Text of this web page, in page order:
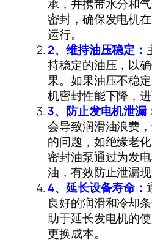
承，并携带水分和
密封，确保发电机
运行。
2、维持油压稳定：
持稳定的油压，以
果。如果油压不稳
机密封性能下降，
3、防止发电机泄漏
会导致润滑油浪费
的问题，如绝缘老
密封油泵通过为发
油，有效防止泄漏现
4、延长设备寿命：
良好的润滑和冷却
助于延长发电机的
更换成本。